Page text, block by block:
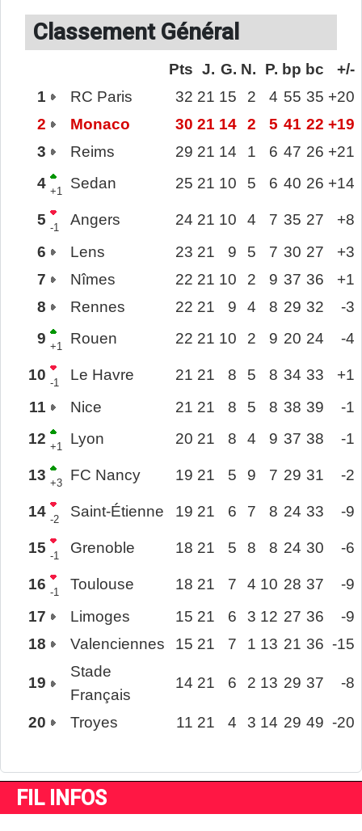
Classement Général
Pts J. G. N. P. bp bc
+/-
1
RC Paris 32 21 15 2 4 55 35 +20
2
Monaco 30 21 14 2 5 41 22 +19
3
Reims 29 21 14 1 6 47 26 +21
4 +1 Sedan 25 21 10 5 6 40 26 +14
5 -1 Angers 24 21 10 4 7 35 27
+8
6
Lens 23 21 9 5 7 30 27
+3
7
Nîmes 22 21 10 2 9 37 36
+1
8
Rennes 22 21 9 4 8 29 32
-3
9 +1 Rouen 22 21 10 2 9 20 24 -4
10 -1 Le Havre 21 21 8 5 8 34 33
+1
11
Nice 21 21 8 5 8 38 39
-1
12 +1 Lyon 20 21 8 4 9 37 38 -1
13 +3 FC Nancy 19 21 5 9 7 29 31 -2
14 -2 Saint-Étienne 19 21 6 7 8 24 33 -9
15 -1 Grenoble 18 21 5 8 8 24 30 -6
16 -1 Toulouse 18 21 7 4 10 28 37
-9
17
Limoges 15 21 6 3 12 27 36
-9
18
Valenciennes 15 21 7 1 13 21 36 -15
19
Stade
Français
14 21 6 2 13 29 37 -8
20 Troyes 11 21 4 3 14 29 49 -20
FIL INFOS